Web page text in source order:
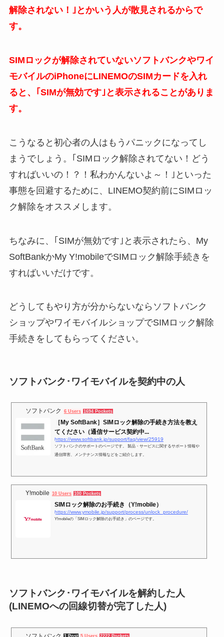
解除されない！｣とかいう人が散見されるからで
す。
SIMロックが解除されていないソフトバンクやワイ
モバイルのiPhoneにLINEMOのSIMカードを入れ
ると、｢SIMが無効です｣と表示されることがありま
す。
こうなると初心者の人はもうパニックになってし
まうでしょう。｢SIMロック解除されてない！どう
すればいいの！？！私わかんないよ～！｣といった
事態を回避するために、LINEMO契約前にSIMロッ
ク解除をオススメします。
ちなみに、｢SIMが無効です｣と表示されたら、My
SoftBankかMy Y!mobileでSIMロック解除手続きを
すればいいだけです。
どうしてもやり方が分からないならソフトバンク
ショップやワイモバイルショップでSIMロック解除
手続きをしてもらってください。
ソフトバンク･ワイモバイルを契約中の人
ソフトバンク 6 Users 1694 Pockets
［My SoftBank］SIMロック解除の手続き方法を教え
てください（通信サービス契約中...
https://www.softbank.jp/support/faq/view/25919
ソフトバンクのサポートのページです。 製品・サービスに関するサポート情報や
通信障害、メンテナンス情報などをご紹介します。
Y!mobile 10 Users 100 Pockets
SIMロック解除のお手続き（Y!mobile）
https://www.ymobile.jp/support/process/unlock_procedure/
Y!mobileの「SIMロック解除のお手続き」のページです。
ソフトバンク･ワイモバイルを解約した人
(LINEMOへの回線切替が完了した人)